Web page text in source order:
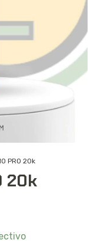
PRO 20k
20k